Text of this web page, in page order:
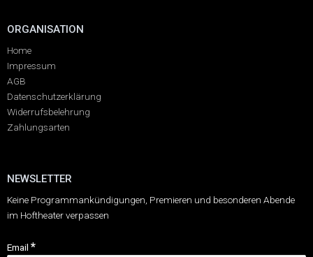
ORGANISATION
Home
Impressum
AGB
Datenschutzerklärung
Widerrufsbelehrung
Zahlungsarten
NEWSLETTER
Keine Programmankündigungen, Premieren und besonderen Abende
im Hoftheater verpassen
Email *